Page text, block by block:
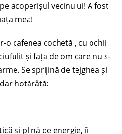
acoperișul vecinului! A fost
mea!
o cafenea cochetă , cu ochii
și fața de om care nu s-
Se sprijină de tejghea și
hotărâtă:
și plină de energie, îi